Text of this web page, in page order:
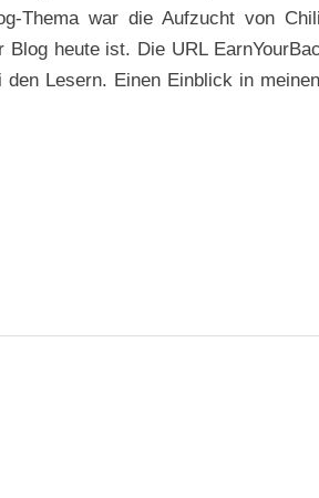
Thema war die Aufzucht von
heute ist. Die URL
Lesern. Einen Einblick in